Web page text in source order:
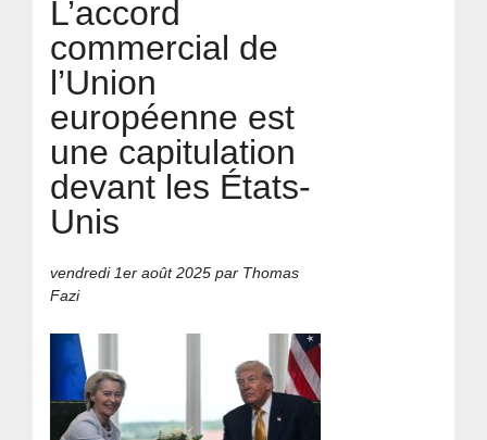
L’accord
commercial de
l’Union
européenne est
une capitulation
devant les États-
Unis
vendredi 1er août 2025 par Thomas
Fazi